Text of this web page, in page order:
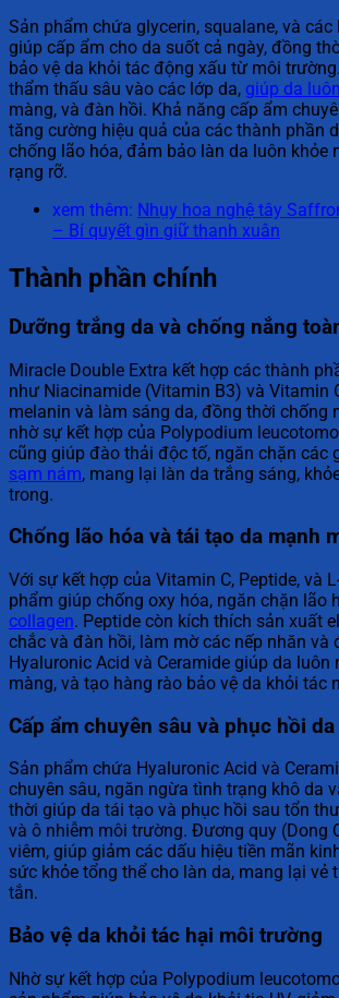
Sản phẩm chứa glycerin, squalane, và
giúp cấp ẩm cho da suốt cả ngày, đồng
bảo vệ da khỏi tác động xấu từ môi
thẩm thấu sâu vào các lớp da, giúp da
màng, và đàn hồi. Khả năng cấp ẩm
tăng cường hiệu quả của các thành phần
chống lão hóa, đảm bảo làn da luôn khỏe
rạng rỡ.
xem thêm: Nhụy hoa nghệ tây
– Bí quyết gìn giữ thanh xuân
Thành phần chính
Dưỡng trắng da và chống nắng
Miracle Double Extra kết hợp các thành
như Niacinamide (Vitamin B3) và Vitamin
melanin và làm sáng da, đồng thời chống
nhờ sự kết hợp của Polypodium
cũng giúp đào thải độc tố, ngăn chặn các
sạm nám, mang lại làn da trắng sáng,
trong.
Chống lão hóa và tái tạo da mạnh
Với sự kết hợp của Vitamin C, Peptide, và
phẩm giúp chống oxy hóa, ngăn chặn lão
collagen. Peptide còn kích thích sản xuất
chắc và đàn hồi, làm mờ các nếp nhăn và
Hyaluronic Acid và Ceramide giúp da luôn
màng, và tạo hàng rào bảo vệ da khỏi tác
Cấp ẩm chuyên sâu và phục hồi da
Sản phẩm chứa Hyaluronic Acid và
chuyên sâu, ngăn ngừa tình trạng khô da
thời giúp da tái tạo và phục hồi sau tổn
và ô nhiễm môi trường. Đương quy (Dong
viêm, giúp giảm các dấu hiệu tiền mãn
sức khỏe tổng thể cho làn da, mang lại vẻ
tắn.
Bảo vệ da khỏi tác hại môi trường
Nhờ sự kết hợp của Polypodium